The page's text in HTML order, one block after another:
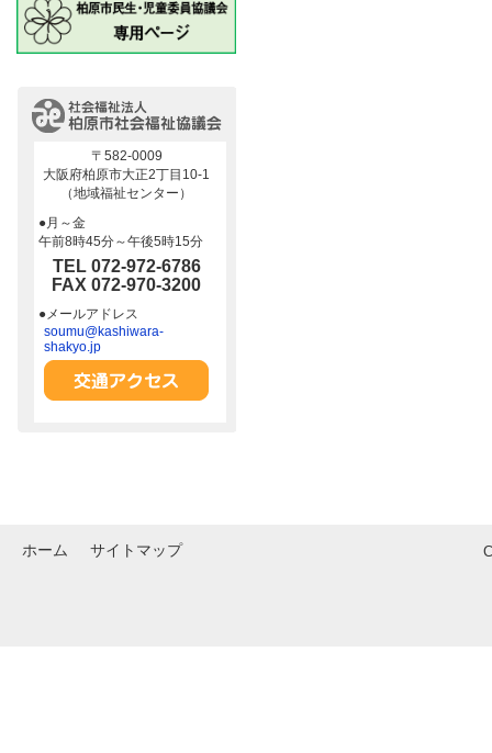
〒582-0009
大阪府柏原市大正2丁目10-1
（地域福祉センター）
●月～金
午前8時45分～午後5時15分
TEL 072-972-6786
FAX 072-970-3200
●メールアドレス
soumu@kashiwara-
shakyo.jp
ホーム サイトマップ